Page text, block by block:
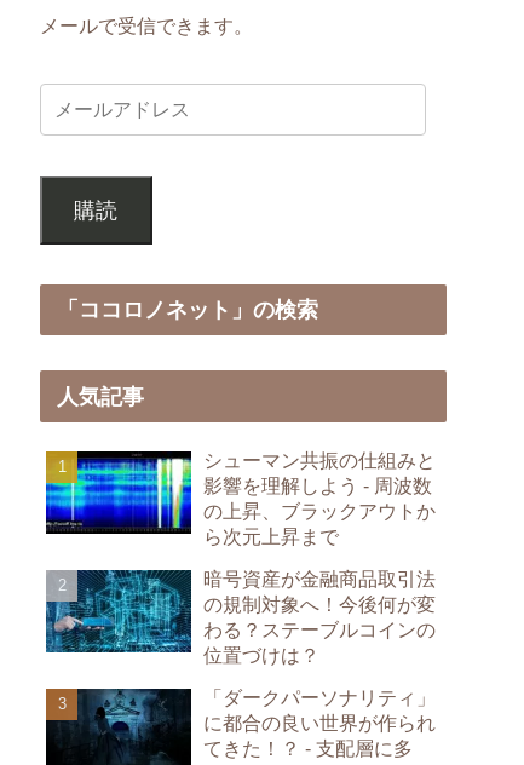
メールで受信できます。
購読
「ココロノネット」の検索
人気記事
シューマン共振の仕組みと
影響を理解しよう - 周波数
の上昇、ブラックアウトか
ら次元上昇まで
暗号資産が金融商品取引法
の規制対象へ！今後何が変
わる？ステーブルコインの
位置づけは？
「ダークパーソナリティ」
に都合の良い世界が作られ
てきた！？ - 支配層に多